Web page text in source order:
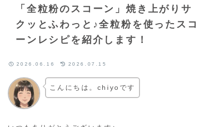
「全粒粉のスコーン」焼き上がりサ
クッとふわっと♪全粒粉を使ったスコ
ーンレシピを紹介します！
2026.06.16 2026.07.15
こんにちは。chiyoです